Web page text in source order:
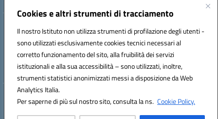
Cookies e altri strumenti di tracciamento
Il nostro Istituto non utilizza strumenti di profilazione degli utenti -
sono utilizzati esclusivamente cookies tecnici necessari al
corretto funzionamento del sito, alla fruibilità dei servizi
istituzionali e alla sua accessibilità – sono utilizzati, inoltre,
strumenti statistici anonimizzati messi a disposizione da Web
Analytics Italia.
Per saperne di più sul nostro sito, consulta la ns. Cookie Policy.
Istituto Comprensivo Statale
Via Cupa Campanariello, 5 - 80059, Torre del Greco (NA)
Tel. +39 0818834377 - Fax +39 0818834377 - Cod.Fisc. 95170530638
Email: naic8df00a@istruzione.it - PEC: naic8df00a@pec.istruzione.it
Hosting & Powered by 3D Solution S.r.l.
Concept & Design by Designers Italia